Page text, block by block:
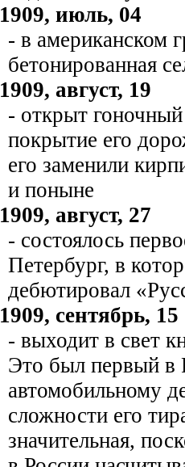
1909, июль, 04
-в американском
бетонированная
1909, август, 19
- открыт
покрытие его
его заменили
и поныне
1909, август, 27
- состоялось
Петербург, в
дебютировал
1909, сентябрь, 15
-выходит в свет
Это был первый в
автомобильному
сложности его
значительная,